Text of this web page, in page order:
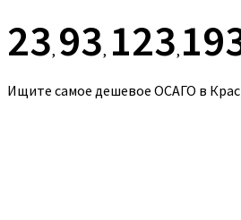
23, 93, 123,
Ищите самое дешевое ОСАГО в